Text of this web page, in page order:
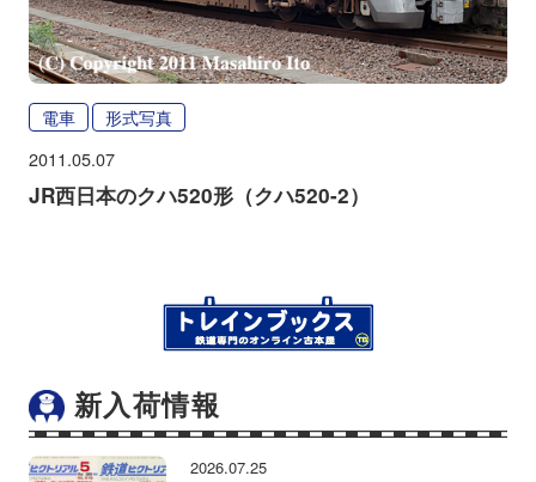
電車 形式写真
2011.05.07
JR西日本のクハ520形（クハ520-2）
新入荷情報
2026.07.25